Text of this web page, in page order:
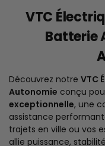
VTC
Batterie
Découvrez notre VTC
Autonomie conçu
exceptionnelle, une
assistance
trajets en ville ou vos
allie puissance,